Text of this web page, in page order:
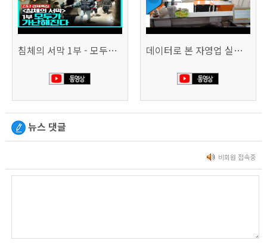
침체의 서막 1부 - 모두가 가난해진다 | 시사직격 신년특집 데이터로 본 자영업 실태 - 매출 '뚝', 장수 업소도 '휘청'
뉴스 댓글
비회원 접속중